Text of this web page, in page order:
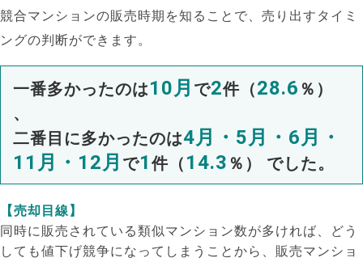
競合マンションの販売時期を知ることで、売り出すタイミ
ングの判断ができます。
一番多かったのは10月 で2件（28.6 ％）
、
二番目に多かったのは4月・5月・6月・
11月・12月 で1 件（ 14.3 ％） でした。
【売却目線】
同時に販売されている類似マンション数が多ければ、どう
しても値下げ競争になってしまうことから、販売マンショ